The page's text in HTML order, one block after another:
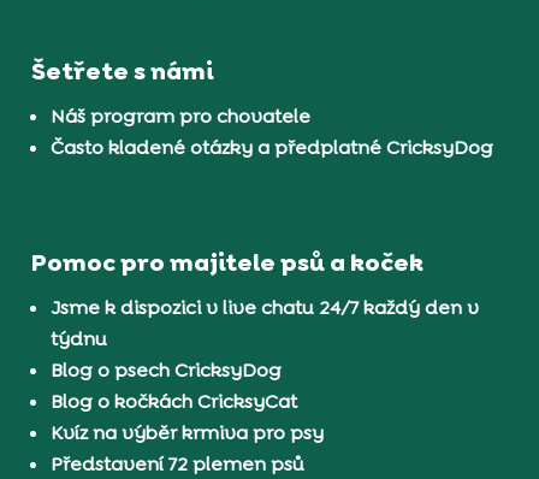
Šetřete s námi
Náš program pro chovatele
Často kladené otázky a předplatné CricksyDog
Pomoc pro majitele psů a koček
Jsme k dispozici v live chatu 24/7 každý den v
týdnu
Blog o psech CricksyDog
Blog o kočkách CricksyCat
Kvíz na výběr krmiva pro psy
Představení 72 plemen psů